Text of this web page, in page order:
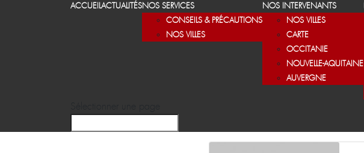
ACCUEILACTUALITÉSNOS SERVICES
CONSEILS & PRÉCAUTIONS
NOS VILLES
NOS INTERVENANTS
NOS VILLES
CARTE
OCCITANIE
NOUVELLE-AQUITAINE
AUVERGNE